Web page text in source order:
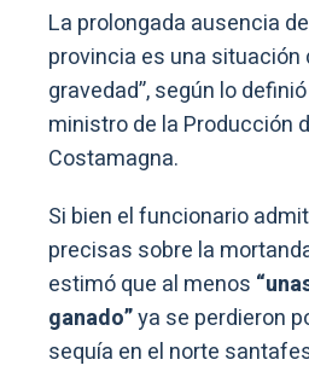
La prolongada ausencia
provincia es una situación
gravedad”, según lo
ministro de la Producción
Costamagna.
Si bien el funcionario
precisas sobre la
estimó que al menos
ganado”ya se perdieron
sequía en el norte